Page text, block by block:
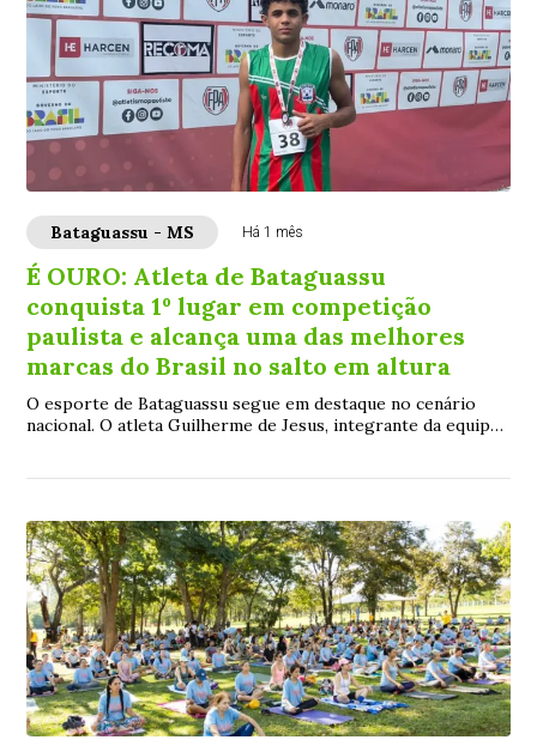
Bataguassu - MS Há 1 mês
É OURO: Atleta de Bataguassu
conquista 1º lugar em competição
paulista e alcança uma das melhores
marcas do Brasil no salto em altura
O esporte de Bataguassu segue em destaque no cenário
nacional. O atleta Guilherme de Jesus, integrante da equipe